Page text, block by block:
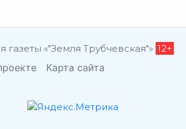
газеты «"Земля Трубчевская"» 12+
Карта сайта